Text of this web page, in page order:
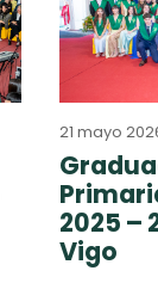
21 mayo
2025 –
Vigo